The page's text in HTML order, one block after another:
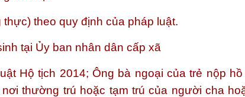
theo quy định của pháp luật.
tại Ủy ban nhân dân cấp xã
Hộ tịch 2014; Ông bà ngoại của trẻ nộp
thường trú hoặc tạm trú của người cha